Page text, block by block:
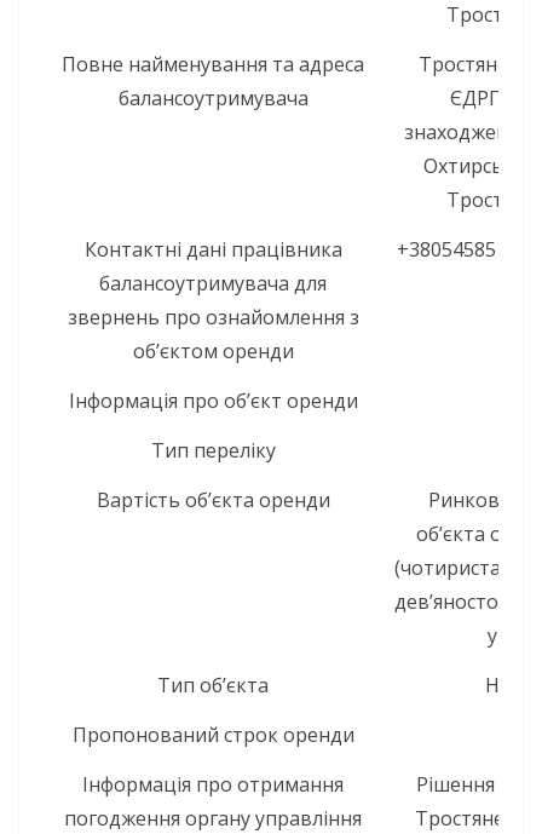
Повне найменування та адреса
балансоутримувача
ЄДРПОУ
знаходження:
Контактні дані працівника
балансоутримувача для
звернень про ознайомлення з
об’єктом оренди
Інформація про об’єкт оренди
Тип переліку
Вартість об’єкта оренди
Ринкова
об’єкта
(чотириста
дев’яносто
Тип об’єкта
Пропонований строк оренди
Інформація про отримання
погодження органу управління
Рішення